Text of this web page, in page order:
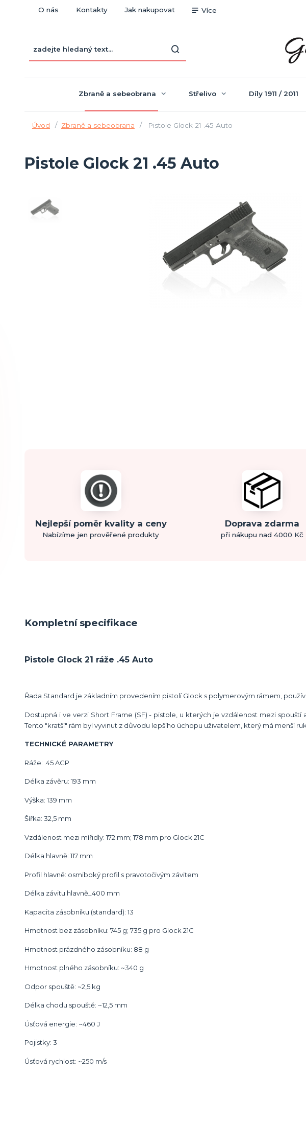
O nás Kontakty Jak nakupovat Více
Zbraně a sebeobrana Střelivo Díly 1911 / 2011
Úvod Zbraně a sebeobrana Pistole Glock 21 .45 Auto
Pistole Glock 21 .45 Auto
Nejlepší poměr kvality a ceny
Nabízíme jen prověřené produkty
Doprava zdarma
při nákupu nad 4000 Kč
Kompletní specifikace
Pistole Glock 21 ráže .45 Auto
Řada Standard je základním provedením pistolí Glock s polymerovým rámem,
Dostupná i ve verzi Short Frame (SF) - pistole, u kterých je vzdálenost mezi spouští
Tento "kratší" rám byl vyvinut z důvodu lepšího úchopu uživatelem, který má menší
TECHNICKÉ PARAMETRY
Ráže: .45 ACP
Délka závěru: 193 mm
Výška: 139 mm
Šířka: 32,5 mm
Vzdálenost mezi mířidly: 172 mm; 178 mm pro Glock 21C
Délka hlavně: 117 mm
Profil hlavně: osmiboký profil s pravotočivým závitem
Délka závitu hlavně_400 mm
Kapacita zásobníku (standard): 13
Hmotnost bez zásobníku: 745 g; 735 g pro Glock 21C
Hmotnost prázdného zásobníku: 88 g
Hmotnost plného zásobníku: ~340 g
Odpor spouště: ~2,5 kg
Délka chodu spouště: ~12,5 mm
Úsťová energie: ~460 J
Pojistky: 3
Úsťová rychlost: ~250 m/s